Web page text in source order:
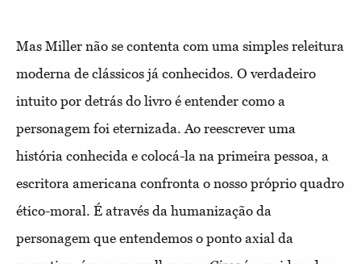
Mas Miller não se contenta com uma simples releitura
moderna de clássicos já conhecidos. O verdadeiro
intuito por detrás do livro é entender como a
personagem foi eternizada. Ao reescrever uma
história conhecida e colocá-la na primeira pessoa, a
escritora americana confronta o nosso próprio quadro
ético-moral. É através da humanização da
personagem que entendemos o ponto axial da